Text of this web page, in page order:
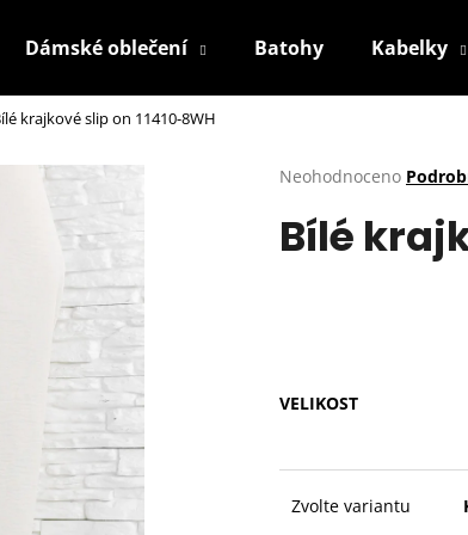
Dámské oblečení Batohy Kabelky
krajkové slip on 11410-8WH
Průměrné
produktu
je
Neohodnoceno
Bílé
VELIKOST
Zvolte variantu
Co potřebujete najít?
HLEDAT
Doporučujeme
BÍLÉ KRAJKOVÉ PLÁTĚNKY SJ2637-2WH
BÍLÉ